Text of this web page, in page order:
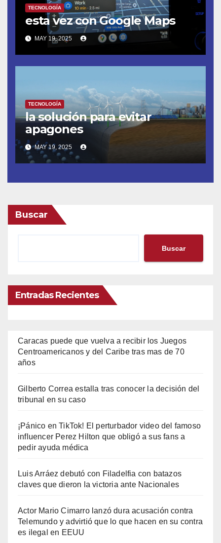
TECNOLOGÍA
esta vez con Google Maps
MAY 19, 2025
TECNOLOGÍA
la solución para evitar
apagones
MAY 19, 2025
Buscar
Buscar
Entradas Recientes
Caracas puede que vuelva a recibir los Juegos
Centroamericanos y del Caribe tras mas de 70
años
Gilberto Correa estalla tras conocer la decisión del
tribunal en su caso
¡Pánico en TikTok! El perturbador video del famoso
influencer Perez Hilton que obligó a sus fans a
pedir ayuda médica
Luis Arráez debutó con Filadelfia con batazos
claves que dieron la victoria ante Nacionales
Actor Mario Cimarro lanzó dura acusación contra
Telemundo y advirtió que lo que hacen en su contra
es ilegal en EEUU